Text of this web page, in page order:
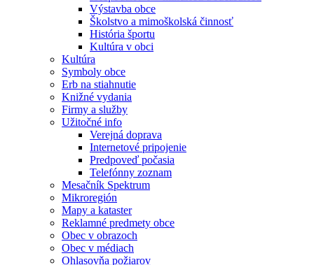
Výstavba obce
Školstvo a mimoškolská činnosť
História športu
Kultúra v obci
Kultúra
Symboly obce
Erb na stiahnutie
Knižné vydania
Firmy a služby
Užitočné info
Verejná doprava
Internetové pripojenie
Predpoveď počasia
Telefónny zoznam
Mesačník Spektrum
Mikroregión
Mapy a kataster
Reklamné predmety obce
Obec v obrazoch
Obec v médiach
Ohlasovňa požiarov